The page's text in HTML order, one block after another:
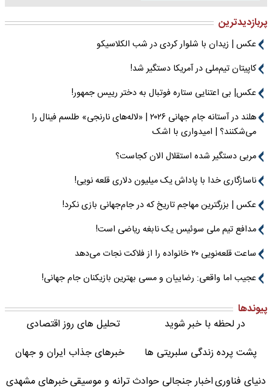
پربازدیدترین
عکس | زیدان با شلوار کردی در شب الکلاسیکو
کاپیتان تیم‌ملی در آمریکا دستگیر شد!
عکس| بی اعتنایی ستاره فوتبال به دختر رییس جمهور!
هلند در آستانه جام جهانی ۲۰۲۶ | «لاله‌های نارنجی» طلسم فینال را
می‌شکنند؟ | امیدواری با اشک
مربی دستگیر شده استقلال الان کجاست؟
ناسازگاری خدا با پاداش یک میلیون دلاری قلعه نویی!
عکس | بزرگترین مهاجم تاریخ که در جام‌جهانی بازی نکرد!
مدافع تیم ملی سوئیس یک نابغه ریاضی است!
ساعت قلعه‌نویی ۲۰ خانواده را از فلاکت نجات می‌دهد
عجیب اما واقعی: رضاییان و مسی بهترین بازیکنان جام جهانی!
پیوندها
در لحظه با خبر شوید
تحلیل های روز اقتصادی
پشت پرده زندگی سلبریتی ها
خبرهای جذاب ایران و جهان
دنیای فناوریاخبار جنجالی حوادثترانه و موسیقیخبرهای مشهدی